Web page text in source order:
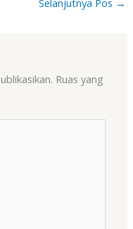
Selanjutnya Pos →
Ruas yang